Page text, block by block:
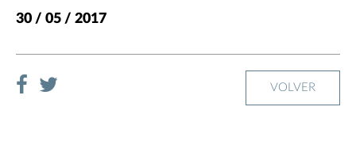
30 / 05 / 2017
VOLVER